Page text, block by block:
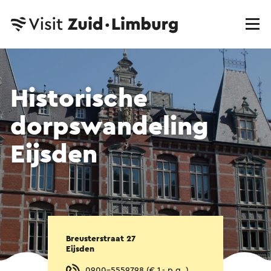
Historische
dorpswandeling
Eijsden
Breusterstraat 27
Eijsden